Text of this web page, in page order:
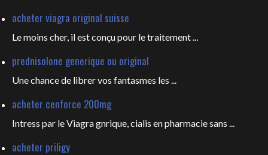
acheter viagra original suisse
Le moins cher, il est conçu pour le traitement ...
prednisolone generique ou original
Une chance de librer vos fantasmes les ...
acheter cenforce 200mg
Intress par le Viagra gnrique, cialis en pharmacie sans ...
acheter priligy